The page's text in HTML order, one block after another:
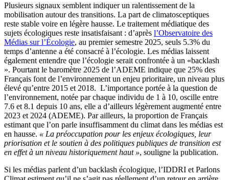
Plusieurs signaux semblent indiquer un ralentissement de la
mobilisation autour des transitions. La part de climatosceptiques
reste stable voire en légère hausse. Le traitement médiatique des
sujets écologiques reste insatisfaisant : d’après l’Observatoire des
Médias sur l’Écologie, au premier semestre 2025, seuls 5.3% du
temps d’antenne a été consacré à l’écologie. Les médias laissent
également entendre que l’écologie serait confrontée à un «backlash
». Pourtant le baromètre 2025 de l’ADEME indique que 25% des
Français font de l’environnement un enjeu prioritaire, un niveau plus
élevé qu’entre 2015 et 2018. L’importance portée à la question de
l’environnement, notée par chaque individu de 1 à 10, oscille entre
7.6 et 8.1 depuis 10 ans, elle a d’ailleurs légèrement augmenté entre
2023 et 2024 (ADEME). Par ailleurs, la proportion de Français
estimant que l’on parle insuffisamment du climat dans les médias est
en hausse. « La préoccupation pour les enjeux écologiques, leur
priorisation et le soutien à des politiques publiques de transition est
en effet à un niveau historiquement haut », souligne la publication.
Si les médias parlent d’un backlash écologique, l’IDDRI et Parlons